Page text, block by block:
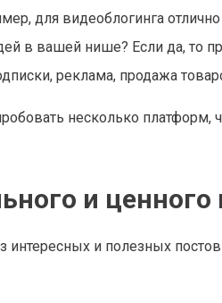
для видеоблогинга
в вашей нише? Если да, то
реклама, продажа
несколько платформ,
и ценного
интересных и полезных